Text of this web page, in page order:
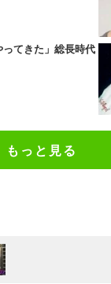
ってきた」総長時代
もっと見る